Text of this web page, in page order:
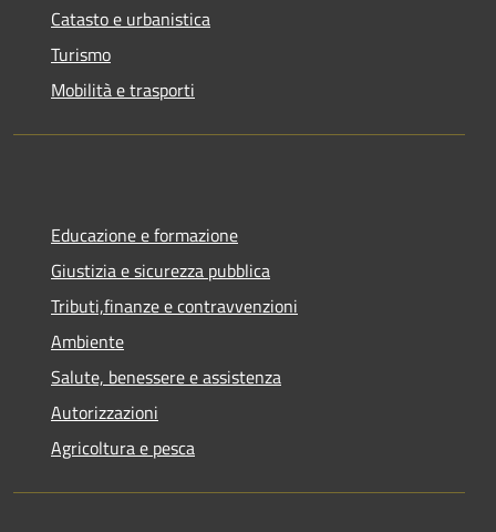
Catasto e urbanistica
Turismo
Mobilità e trasporti
Educazione e formazione
Giustizia e sicurezza pubblica
Tributi,finanze e contravvenzioni
Ambiente
Salute, benessere e assistenza
Autorizzazioni
Agricoltura e pesca